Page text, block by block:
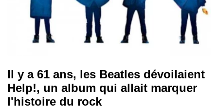
Il y a 61 ans, les Beatles dévoilaient
Help!, un album qui allait marquer
l'histoire du rock